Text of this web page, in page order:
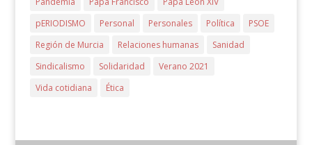
pERIODISMO
Personal Personales Política
PSOE
Región de Murcia
Relaciones humanas
Sanidad
Sindicalismo
Solidaridad
Verano 2021
Vida cotidiana
Ética